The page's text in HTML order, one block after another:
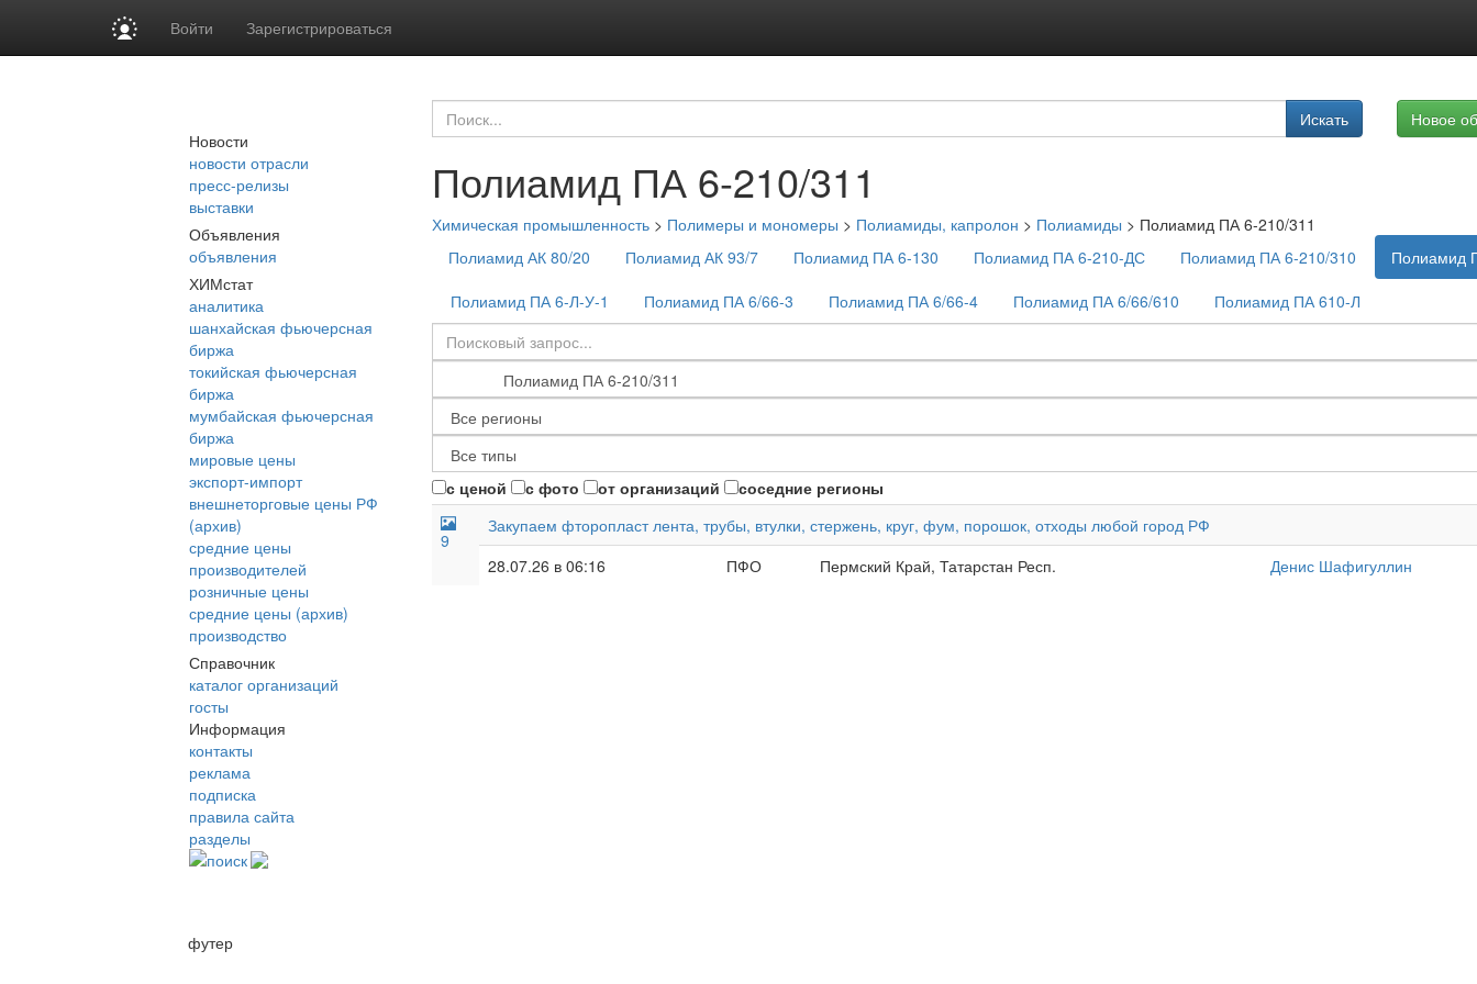
Войти Зарегистрироваться
Новости
новости отрасли
пресс-релизы
выставки
Объявления
объявления
ХИМстат
аналитика
шанхайская фьючерсная
биржа
токийская фьючерсная
биржа
мумбайская фьючерсная
биржа
мировые цены
экспорт-импорт
внешнеторговые цены РФ
(архив)
средние цены
производителей
розничные цены
средние цены (архив)
производство
Справочник
каталог организаций
госты
Информация
контакты
реклама
подписка
правила сайта
разделы
поиск
Искать Новое
Полиамид ПА 6-210/311
Химическая промышленность > Полимеры и мономеры > Полиамиды, капролон > Полиамиды > Полиамид ПА 6-210/311
Полиамид АК 80/20
Полиамид АК 93/7 Полиамид ПА 6-130 Полиамид ПА 6-210-ДС Полиамид ПА 6-210/310
Полиамид
Полиамид ПА 6-Л-У-1
Полиамид ПА 6/66-3 Полиамид ПА 6/66-4 Полиамид ПА 6/66/610 Полиамид ПА 610-Л
с ценой с фото от организаций соседние регионы
9
Закупаем фторопласт лента, трубы, втулки, стержень, круг, фум, порошок, отходы любой город РФ
28.07.26 в 06:16
ПФО Пермский Край, Татарстан Респ. Денис Шафигуллин
футер